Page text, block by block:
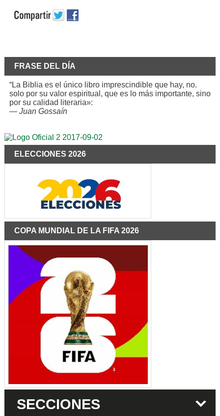
FRASE DEL DÍA
“La Biblia es el único libro imprescindible que hay, no.
solo por su valor espiritual, que es lo más importante, sino
por su calidad literaria»:
— Juan Gossaín
ELECCIONES 2026
COPA MUNDIAL DE LA FIFA 2026
SECCIONES